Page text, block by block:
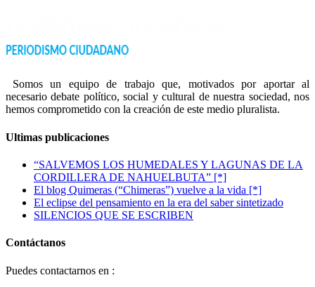
Somos un equipo de trabajo que, motivados por aportar al
necesario debate político, social y cultural de nuestra sociedad, nos
hemos comprometido con la creación de este medio pluralista.
Ultimas publicaciones
“SALVEMOS LOS HUMEDALES Y LAGUNAS DE LA
CORDILLERA DE NAHUELBUTA” [*]
El blog Quimeras (“Chimeras”) vuelve a la vida [*]
El eclipse del pensamiento en la era del saber sintetizado
SILENCIOS QUE SE ESCRIBEN
Contáctanos
Puedes contactarnos en :